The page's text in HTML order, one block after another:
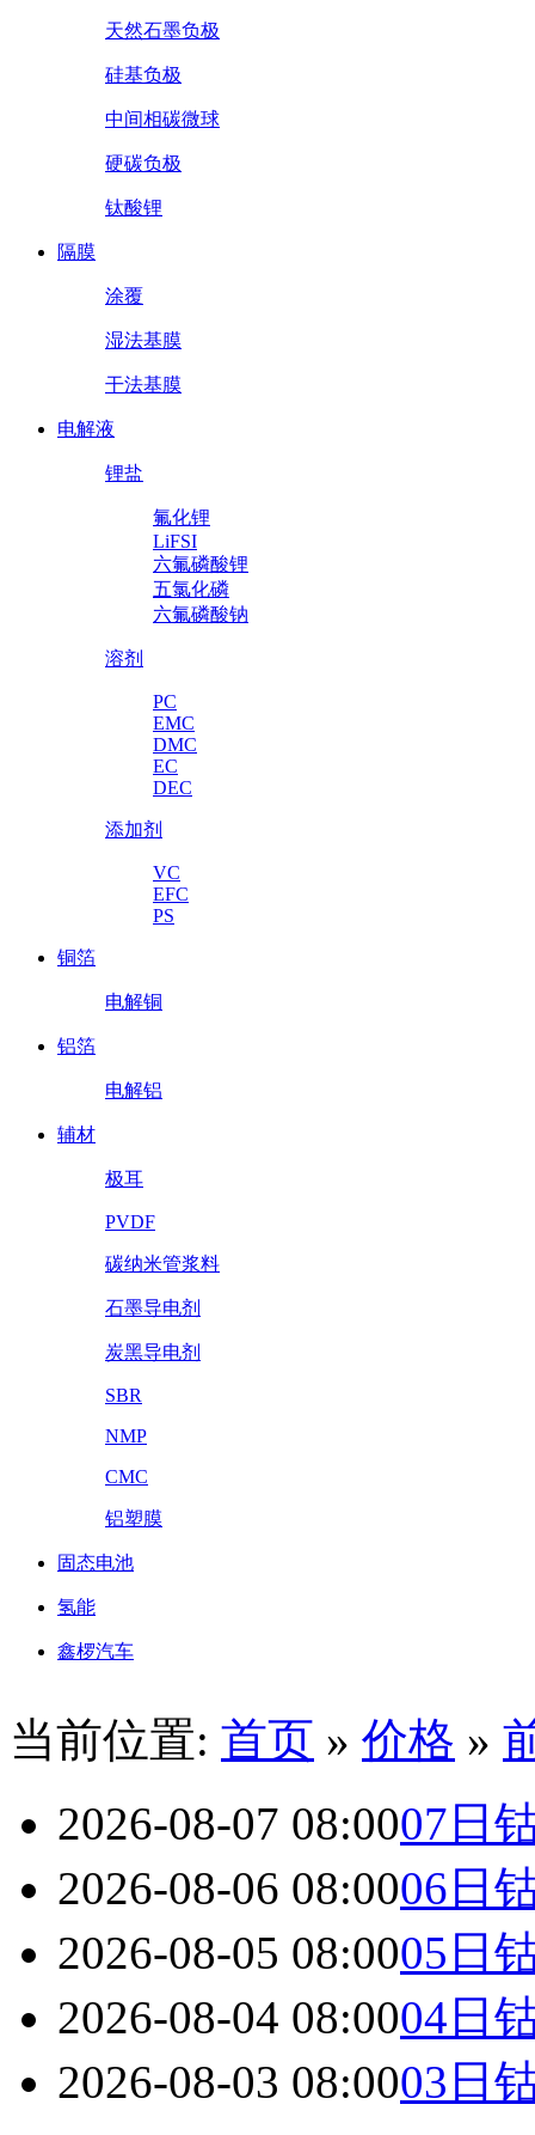
天然石墨负极
硅基负极
中间相碳微球
硬碳负极
钛酸锂
隔膜
涂覆
湿法基膜
干法基膜
电解液
锂盐
氟化锂
LiFSI
六氟磷酸锂
五氯化磷
六氟磷酸钠
溶剂
PC
EMC
DMC
EC
DEC
添加剂
VC
EFC
PS
铜箔
电解铜
铝箔
电解铝
辅材
极耳
PVDF
碳纳米管浆料
石墨导电剂
炭黑导电剂
SBR
NMP
CMC
铝塑膜
固态电池
氢能
鑫椤汽车
当前位置: 首页 » 价格 »
2026-08-07 08:0007日
2026-08-06 08:0006日
2026-08-05 08:0005日
2026-08-04 08:0004日
2026-08-03 08:0003日